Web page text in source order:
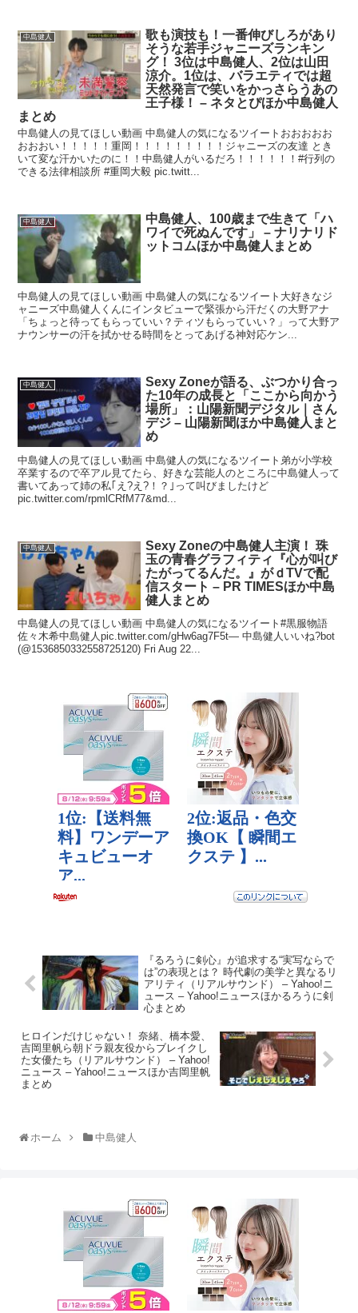
中島健人
歌も演技も！一番伸びしろがあり
そうな若手ジャニーズランキン
グ！ 3位は中島健人、2位は山田
涼介。1位は、バラエティでは超
天然発言で笑いをかっさらうあの
王子様！ – ネタとぴほか中島健人
まとめ
中島健人の見てほしい動画 中島健人の気になるツイートおおおおお
おおおい！！！！！重岡！！！！！！！！！ジャニーズの友達 とき
いて変な汗かいたのに！！中島健人がいるだろ！！！！！！#行列の
できる法律相談所 #重岡大毅 pic.twitt...
中島健人
中島健人、100歳まで生きて「ハ
ワイで死ぬんです」 – ナリナリド
ットコムほか中島健人まとめ
中島健人の見てほしい動画 中島健人の気になるツイート大好きなジ
ャニーズ中島健人くんにインタビューで緊張から汗だくの大野アナ
「ちょっと待ってもらっていい？ティツもらっていい？」って大野ア
ナウンサーの汗を拭かせる時間をとってあげる神対応ケン...
中島健人
Sexy Zoneが語る、ぶつかり合っ
た10年の成長と「ここから向かう
場所」：山陽新聞デジタル｜さん
デジ – 山陽新聞ほか中島健人まと
め
中島健人の見てほしい動画 中島健人の気になるツイート弟が小学校
卒業するので卒アル見てたら、好きな芸能人のところに中島健人って
書いてあって姉の私｢え?え?！？｣って叫びましたけど
pic.twitter.com/rpmlCRfM77&md...
中島健人
Sexy Zoneの中島健人主演！ 珠
玉の青春グラフィティ『心が叫び
たがってるんだ。』がｄTVで配
信スタート – PR TIMESほか中島
健人まとめ
中島健人の見てほしい動画 中島健人の気になるツイート#黒服物語
佐々木希中島健人pic.twitter.com/gHw6ag7F5t— 中島健人いいね?bot
(@1536850332558725120) Fri Aug 22...
『るろうに剣心』が追求する“実写ならで
は”の表現とは？ 時代劇の美学と異なるリ
アリティ（リアルサウンド） – Yahoo!ニ
ュース – Yahoo!ニュースほかるろうに剣
心まとめ
ヒロインだけじゃない！ 奈緒、橋本愛、
吉岡里帆ら朝ドラ親友役からブレイクし
た女優たち（リアルサウンド） – Yahoo!
ニュース – Yahoo!ニュースほか吉岡里帆
まとめ
ホーム 中島健人